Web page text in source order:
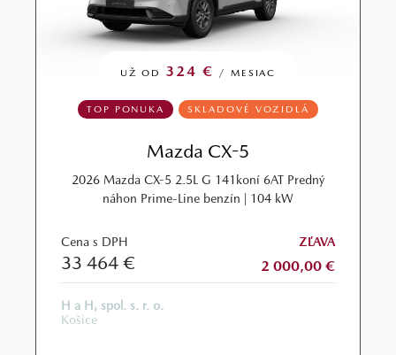
UŽ OD 324 € / MESIAC
TOP PONUKA SKLADOVÉ VOZIDLÁ
Mazda CX-5
2026 Mazda CX-5 2.5L G 141koní 6AT Predný
náhon Prime-Line benzín | 104 kW
Cena s DPH
33 464 €
ZĽAVA
2 000,00 €
H a H, spol. s. r. o.
Košice